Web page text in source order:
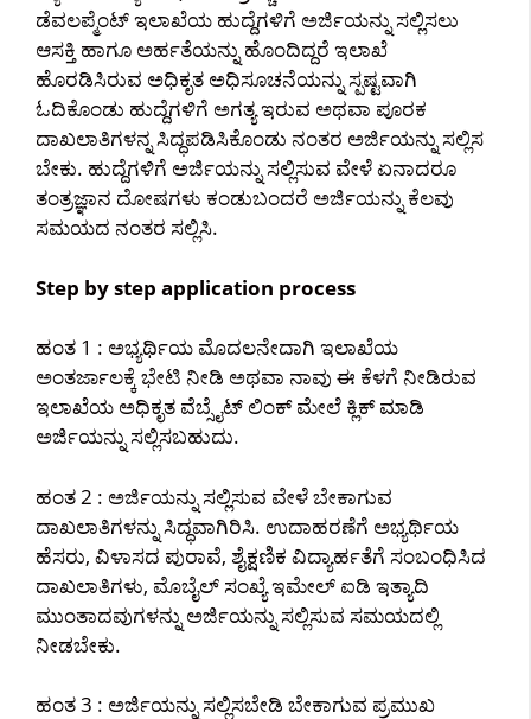
ಡೆವಲಪ್ಮೆಂಟ್ ಇಲಾಖೆಯ ಹುದ್ದೆಗಳಿಗೆ ಅರ್ಜಿಯನ್ನು ಸಲ್ಲಿಸಲು
ಆಸಕ್ತಿ ಹಾಗೂ ಅರ್ಹತೆಯನ್ನು ಹೊಂದಿದ್ದರೆ ಇಲಾಖೆ
ಹೊರಡಿಸಿರುವ ಅಧಿಕೃತ ಅಧಿಸೂಚನೆಯನ್ನು ಸ್ಪಷ್ಟವಾಗಿ
ಓದಿಕೊಂಡು ಹುದ್ದೆಗಳಿಗೆ ಅಗತ್ಯ ಇರುವ ಅಥವಾ ಪೂರಕ
ದಾಖಲಾತಿಗಳನ್ನ ಸಿದ್ಧಪಡಿಸಿಕೊಂಡು ನಂತರ ಅರ್ಜಿಯನ್ನು ಸಲ್ಲಿಸ
ಬೇಕು. ಹುದ್ದೆಗಳಿಗೆ ಅರ್ಜಿಯನ್ನು ಸಲ್ಲಿಸುವ ವೇಳೆ ಏನಾದರೂ
ತಂತ್ರಜ್ಞಾನ ದೋಷಗಳು ಕಂಡುಬಂದರೆ ಅರ್ಜಿಯನ್ನು ಕೆಲವು
ಸಮಯದ ನಂತರ ಸಲ್ಲಿಸಿ.
Step by step application process
ಹಂತ 1 : ಅಭ್ಯರ್ಥಿಯ ಮೊದಲನೇದಾಗಿ ಇಲಾಖೆಯ
ಅಂತರ್ಜಾಲಕ್ಕೆ ಭೇಟಿ ನೀಡಿ ಅಥವಾ ನಾವು ಈ ಕೆಳಗೆ ನೀಡಿರುವ
ಇಲಾಖೆಯ ಅಧಿಕೃತ ವೆಬ್ಸೈಟ್ ಲಿಂಕ್ ಮೇಲೆ ಕ್ಲಿಕ್ ಮಾಡಿ
ಅರ್ಜಿಯನ್ನು ಸಲ್ಲಿಸಬಹುದು.
ಹಂತ 2 : ಅರ್ಜಿಯನ್ನು ಸಲ್ಲಿಸುವ ವೇಳೆ ಬೇಕಾಗುವ
ದಾಖಲಾತಿಗಳನ್ನು ಸಿದ್ಧವಾಗಿರಿಸಿ. ಉದಾಹರಣೆಗೆ ಅಭ್ಯರ್ಥಿಯ
ಹೆಸರು, ವಿಳಾಸದ ಪುರಾವೆ, ಶೈಕ್ಷಣಿಕ ವಿದ್ಯಾರ್ಹತೆಗೆ ಸಂಬಂಧಿಸಿದ
ದಾಖಲಾತಿಗಳು, ಮೊಬೈಲ್ ಸಂಖ್ಯೆ ಇಮೇಲ್ ಐಡಿ ಇತ್ಯಾದಿ
ಮುಂತಾದವುಗಳನ್ನು ಅರ್ಜಿಯನ್ನು ಸಲ್ಲಿಸುವ ಸಮಯದಲ್ಲಿ
ನೀಡಬೇಕು.
ಹಂತ 3 : ಅರ್ಜಿಯನ್ನು ಸಲ್ಲಿಸಬೇಡಿ ಬೇಕಾಗುವ ಪ್ರಮುಖ